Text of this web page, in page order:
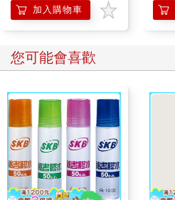
加入購物車
您可能會喜歡